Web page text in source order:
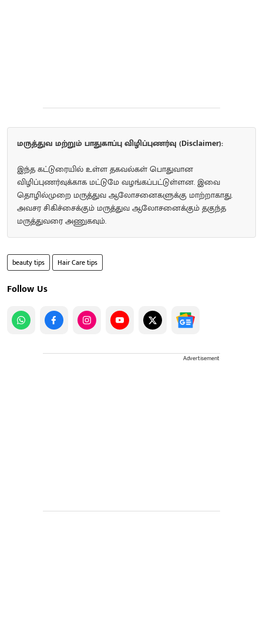
மருத்துவ மற்றும் பாதுகாப்பு விழிப்புணர்வு (Disclaimer):
இந்த கட்டுரையில் உள்ள தகவல்கள் பொதுவான
விழிப்புணர்வுக்காக மட்டுமே வழங்கப்பட்டுள்ளன. இவை
தொழில்முறை மருத்துவ ஆலோசனைகளுக்கு மாற்றாகாது.
அவசர சிகிச்சைக்கும் மருத்துவ ஆலோசனைக்கும் தகுந்த
மருத்துவரை அணுகவும்.
beauty tips Hair Care tips
Follow Us
Advertisement